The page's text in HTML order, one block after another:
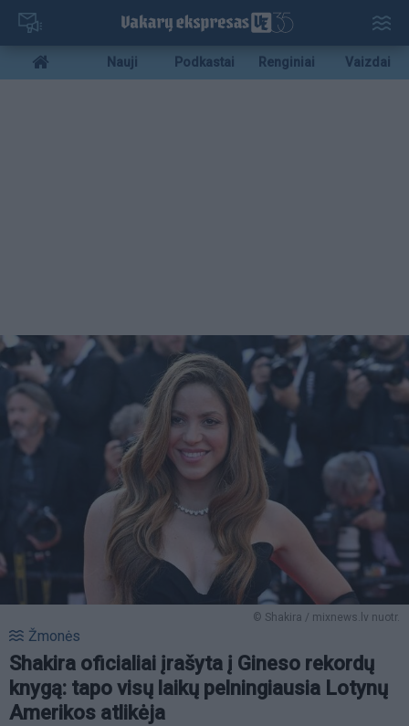
Pereiti
pagrindinį
turinį
Mobile
menu
Nauji Podkastai Renginiai Vaizdai
© Shakira / mixnews.lv nuotr.
Žmonės
Shakira oficialiai įrašyta į Gineso rekordų
knygą: tapo visų laikų pelningiausia Lotynų
Amerikos atlikėja